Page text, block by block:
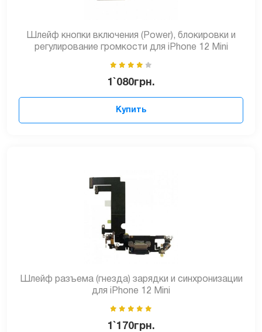
Шлейф кнопки включения (Power), блокировки и
регулирование громкости для iPhone 12 Mini
1`080грн.
Купить
Шлейф разъема (гнезда) зарядки и синхронизации
для iPhone 12 Mini
1`170грн.